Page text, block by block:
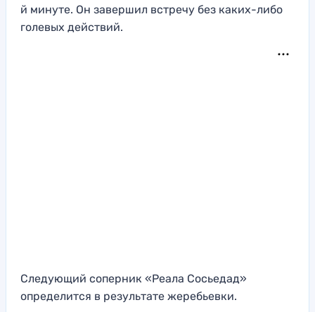
й минуте. Он завершил встречу без каких-либо
голевых действий.
Следующий соперник «Реала Сосьедад»
определится в результате жеребьевки.